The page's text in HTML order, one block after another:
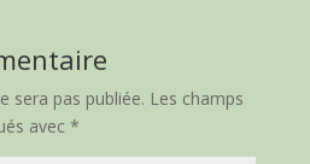
sera pas publiée. Les champs
avec *